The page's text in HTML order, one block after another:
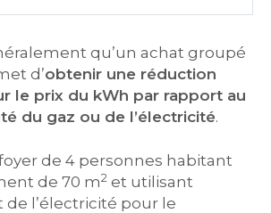
qu’un achat groupé
d’obtenir une réduction
le prix du kWh par rapport au
du gaz ou de l’électricité.
de 4 personnes habitant
de 70 m2 et utilisant
l’électricité pour le